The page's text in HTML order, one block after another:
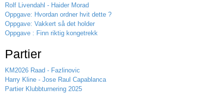
Rolf Livendahl - Haider Morad
Oppgave: Hvordan ordner hvit dette ?
Oppgave: Vakkert så det holder
Oppgave : Finn riktig kongetrekk
Partier
KM2026 Raad - Fazlinovic
Harry Kline - Jose Raul Capablanca
Partier Klubbturnering 2025